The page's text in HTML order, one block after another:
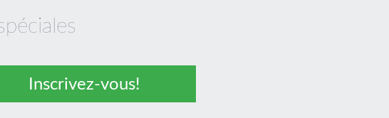
Inscrivez-vous!